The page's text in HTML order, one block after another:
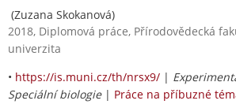
(Zuzana Skokanová)
2018, Diplomová práce, Přírodovědecká
univerzita
• https://is.muni.cz/th/nrsx9/ |
Speciální biologie| Práce na příbuzné